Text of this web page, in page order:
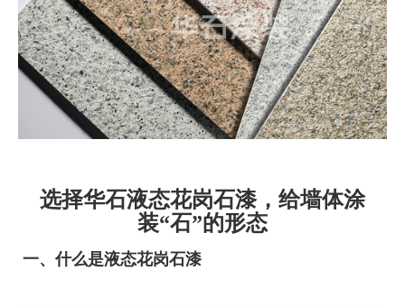
选择华石液态花岗石漆，给墙体涂
装“石”的形态
一、什么是液态花岗石漆